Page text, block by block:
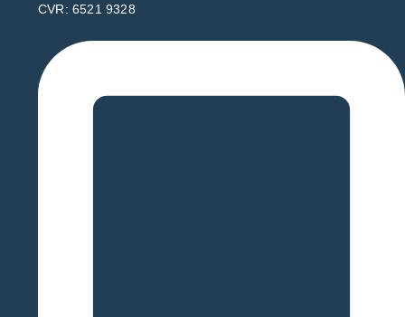
CVR: 6521 9328